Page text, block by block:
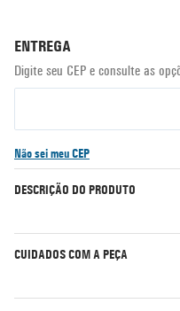
Não sei meu CEP
DESCRIÇÃO DO PRODUTO
CUIDADOS COM A PEÇA